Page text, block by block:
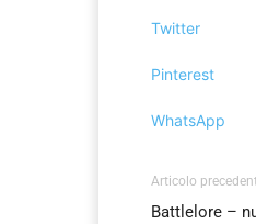
Twitter
Pinterest
WhatsApp
Articolo
Battlelore –